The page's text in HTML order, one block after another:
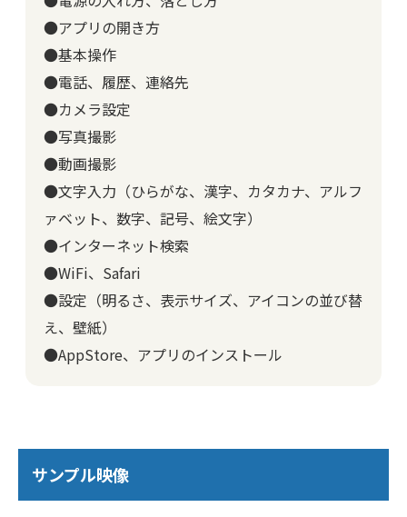
●アプリの開き方
●基本操作
●電話、履歴、連絡先
●カメラ設定
●写真撮影
●動画撮影
●文字入力（ひらがな、漢字、カタカナ、アルフ
ァベット、数字、記号、絵文字）
●インターネット検索
●WiFi、Safari
●設定（明るさ、表示サイズ、アイコンの並び替
え、壁紙）
●AppStore、アプリのインストール
サンプル映像